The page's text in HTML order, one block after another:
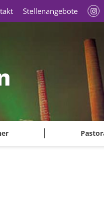
Stellenangebote